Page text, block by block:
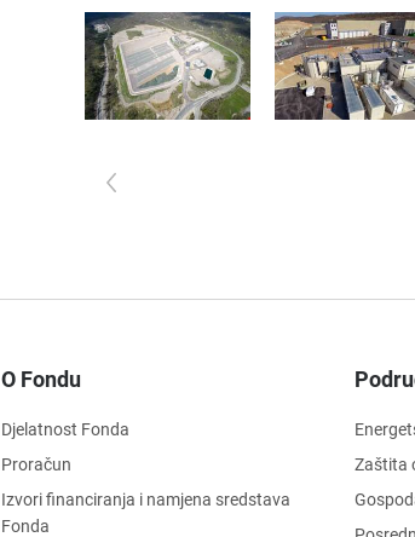
O Fondu
Djelatnost Fonda
Proračun
Izvori financiranja i namjena sredstava
Fonda
Zaštita